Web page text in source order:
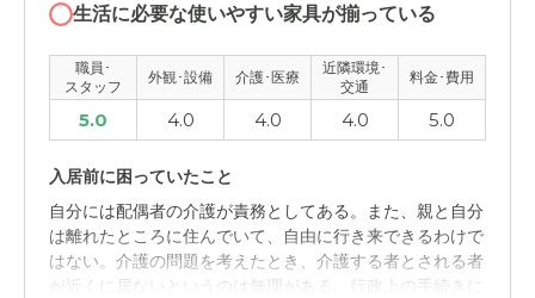
施設の職員の方々も本当にやさしそうな第一印象を受けま
したし、見学した段階でここならおまかせして大丈夫とい
う印象でした。また、他入居者の方々もこれちいった不満
外観・内装・居室・設備について
施設の外観や内装は一目拝見しこの施設であれば大丈夫そ
うな第一印象をうけました。また、設備などもとくにこれ
生活に必要な使いやすい家具が揃っている
職員･
スタッフ
外観･設備 介護･医療
近隣環境･
交通
料金･費用
5.0 4.0 4.0 4.0 5.0
入居前に困っていたこと
自分には配偶者の介護が責務としてある。また、親と自分
は離れたところに住んでいて、自由に行き来できるわけで
はない。介護の問題を考えたとき、介護する者とされる者
が近くに居ないというのは無理がある。行政上の手続きに